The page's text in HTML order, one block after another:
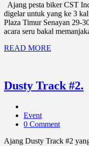
Ajang pesta biker CST
digelar untuk yang ke 3
Plaza Timur Senayan 29-
acara seru bakal
READ MORE
Dusty Track #2.
Event
0 Comment
Ajang Dusty Track #2